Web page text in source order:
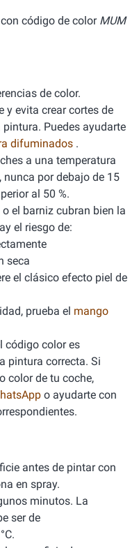
código de color MUM
de color.
y evita crear cortes de
Puedes ayudarte
difuminados .
a una temperatura
nunca por debajo de 15
al 50 %.
el barniz cubran bien la
el riesgo de:
seca
el clásico efecto piel de
prueba el mango
código color es
pintura correcta. Si
color de tu coche,
o ayudarte con
antes de pintar con
en spray.
minutos. La
ser de